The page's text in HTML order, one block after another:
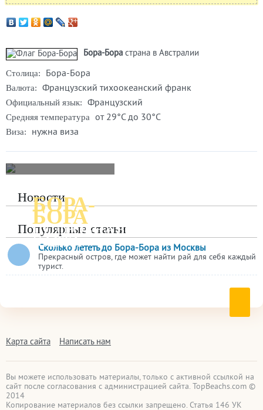
Бора-Бора страна в Австралии
Столица: Бора-Бора
Валюта: Французский тихоокеанский франк
Официальный язык: Французский
Средняя температура от 29°C до 30°C
Виза: нужна виза
БОРА-
БОРА
ПОДРОБНАЯ
КАРТА
Новости
Популярные статьи
Сколько лететь до Бора-Бора из Москвы
Прекрасный остров, где может найти рай для себя каждый
турист.
Карта сайта Написать нам
Вы можете использовать материалы, только с активной ссылкой на
сайт после согласования с администрацией сайта. TopBeachs.com ©
2014
Копирование материалов без ссылки запрещено. Статья 146 УК